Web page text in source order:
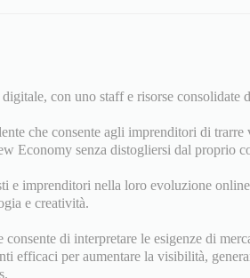
con uno staff e risorse consolidate
che consente agli imprenditori di
Economy senza distogliersi dal proprio
e imprenditori nella loro evoluzione
e creatività.
consente di interpretare le esigenze di
efficaci per aumentare la visibilità,